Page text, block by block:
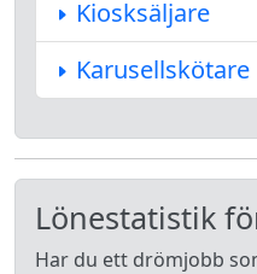
Kiosksäljare
Karusellskötare
Lönestatistik
Har du ett drömjobb